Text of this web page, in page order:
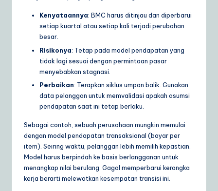
Kenyataannya: BMC harus ditinjau dan diperbarui
setiap kuartal atau setiap kali terjadi perubahan
besar.
Risikonya: Tetap pada model pendapatan yang
tidak lagi sesuai dengan permintaan pasar
menyebabkan stagnasi.
Perbaikan: Terapkan siklus umpan balik. Gunakan
data pelanggan untuk memvalidasi apakah asumsi
pendapatan saat ini tetap berlaku.
Sebagai contoh, sebuah perusahaan mungkin memulai
dengan model pendapatan transaksional (bayar per
item). Seiring waktu, pelanggan lebih memilih kepastian.
Model harus berpindah ke basis berlangganan untuk
menangkap nilai berulang. Gagal memperbarui kerangka
kerja berarti melewatkan kesempatan transisi ini.